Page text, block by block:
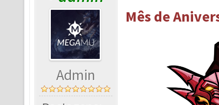
Admin
Mês de